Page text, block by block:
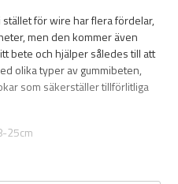
för wire har flera fördelar,
men den kommer även
bete och hjälper således till att
olika typer av gummibeten,
som säkerställer tillförlitliga
25cm